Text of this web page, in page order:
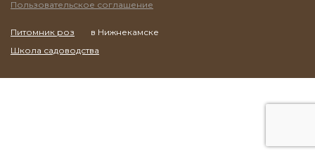
Пользовательское соглашение
Питомник роз
в Нижнекамске
Школа садоводства